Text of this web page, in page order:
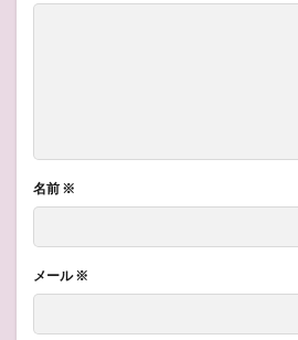
名前 ※
メール※